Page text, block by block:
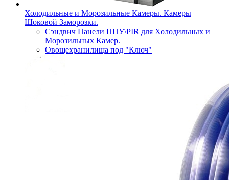
Холодильные и Морозильные Камеры. Камеры
Шоковой Заморозки.
Сэндвич Панели ППУ\PIR для Холодильных и
Морозильных Камер.
Овощехранилища под "Ключ"